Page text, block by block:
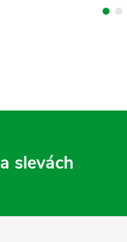
a slevách